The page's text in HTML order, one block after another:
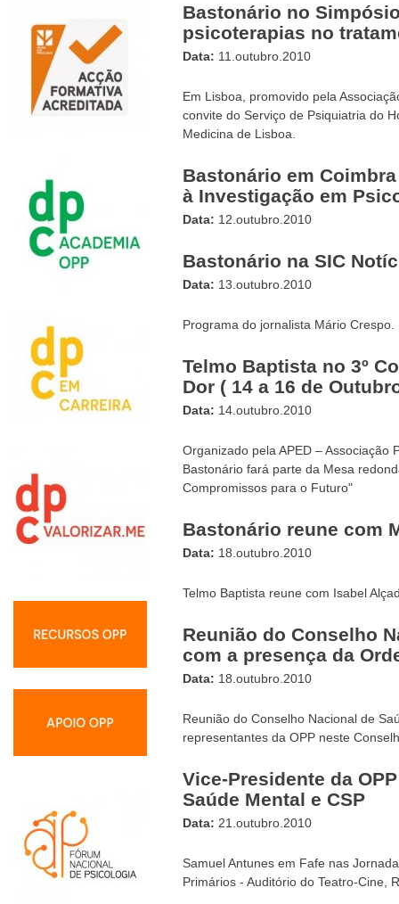
Bastonário no
psicoterapias no
Data: 11.outubro.2010
Em Lisboa, promovido pela
convite do Serviço de Psiquiatria do
Medicina de Lisboa.
Bastonário em
à Investigação em
Data: 12.outubro.2010
Bastonário na SIC
Data: 13.outubro.2010
Programa do jornalista Mário Crespo.
Telmo Baptista no 3º
Dor ( 14 a 16 de
Data: 14.outubro.2010
Organizado pela APED – Associação
Bastonário fará parte da Mesa
Compromissos para o Futuro"
Bastonário reune com
Data: 18.outubro.2010
Telmo Baptista reune com Isabel
Reunião do Conselho
com a presença da
Data: 18.outubro.2010
Reunião do Conselho Nacional de
representantes da OPP neste
Vice-Presidente da
Saúde Mental e CSP
Data: 21.outubro.2010
Samuel Antunes em Fafe nas
Primários - Auditório do Teatro-Cine,